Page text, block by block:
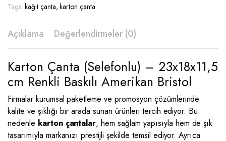
Tags: kağıt çanta,karton çanta
Açıklama Değerlendirmeler (0)
Karton Çanta (Selefonlu) – 23x18x11,5
cm Renkli Baskılı Amerikan Bristol
Firmalar kurumsal paketleme ve promosyon çözümlerinde
kalite ve şıklığı bir arada sunan ürünleri tercih ediyor. Bu
nedenle karton çantalar, hem sağlam yapısıyla hem de şık
tasarımıyla markanızı prestijli şekilde temsil ediyor. Ayrıca